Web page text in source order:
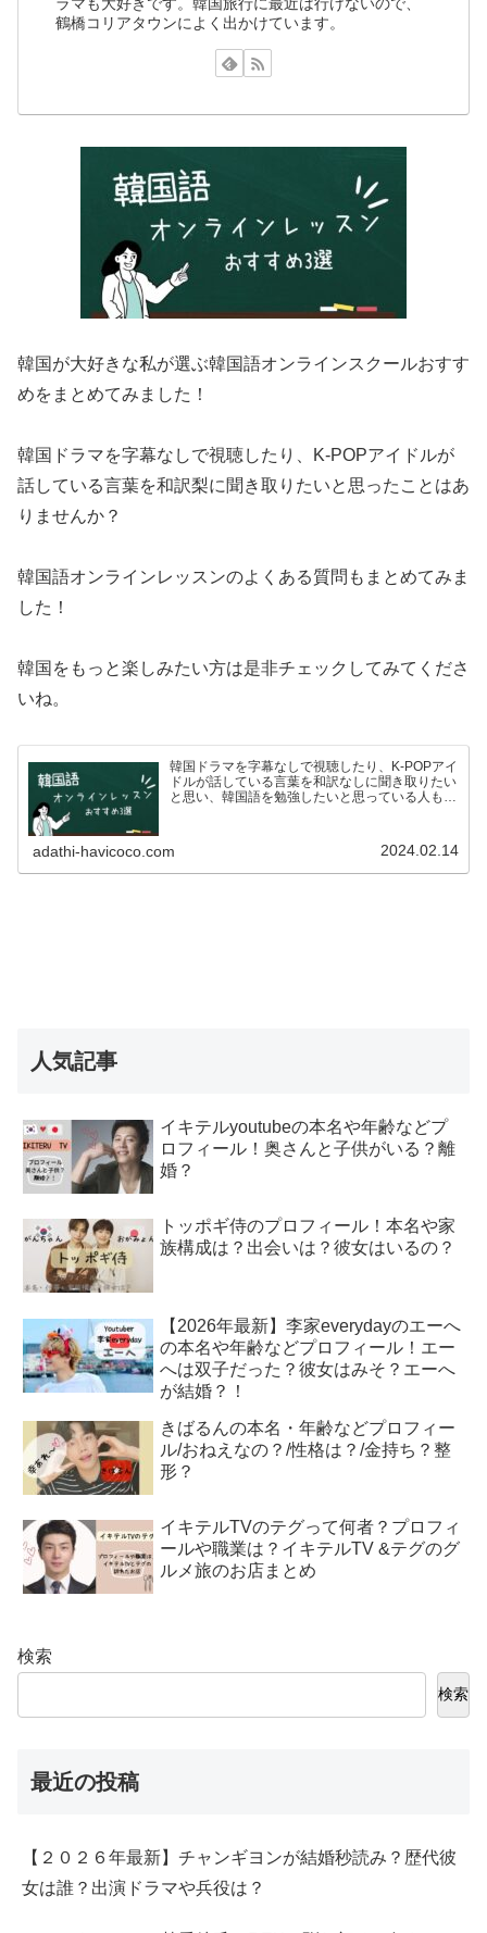
鶴橋コリアタウンによく出かけています。
韓国が大好きな私が選ぶ韓国語オンラインスクールおすす
めをまとめてみました！
韓国ドラマを字幕なしで視聴したり、K-POPアイドルが
話している言葉を和訳梨に聞き取りたいと思ったことはあ
りませんか？
韓国語オンラインレッスンのよくある質問もまとめてみま
した！
韓国をもっと楽しみたい方は是非チェックしてみてくださ
いね。
韓国ドラマを字幕なしで視聴したり、K-POPアイ
ドルが話している言葉を和訳なしに聞き取りたい
と思い、韓国語を勉強したいと思っている人も多
adathi-havicoco.com 2024.02.14
人気記事
イキテルyoutubeの本名や年齢などプ
ロフィール！奥さんと子供がいる？離
婚？
トッポギ侍のプロフィール！本名や家
族構成は？出会いは？彼女はいるの？
【2026年最新】李家everydayのエーへ
の本名や年齢などプロフィール！エー
へは双子だった？彼女はみそ？エーへ
が結婚？！
きばるんの本名・年齢などプロフィー
ル/おねえなの？/性格は？/金持ち？整
形？
イキテルTVのテグって何者？プロフィ
ールや職業は？イキテルTV &テグのグ
ルメ旅のお店まとめ
検索
検索
最近の投稿
【２０２６年最新】チャンギヨンが結婚秒読み？歴代彼
女は誰？出演ドラマや兵役は？